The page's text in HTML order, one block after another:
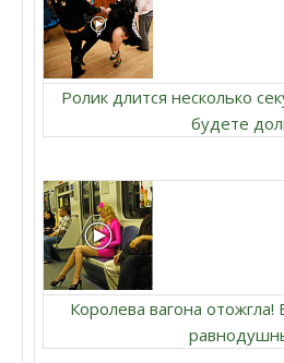
Ролик длится несколько
будете
Королева вагона